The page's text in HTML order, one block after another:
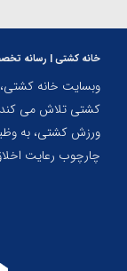
خانه کشتی | رسانه
وبسایت خانه
کشتی تلاش می کند
ورزش کشتی، به
چارچوب رعایت